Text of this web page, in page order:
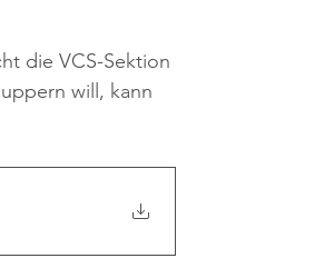
die VCS-Sektion
will, kann